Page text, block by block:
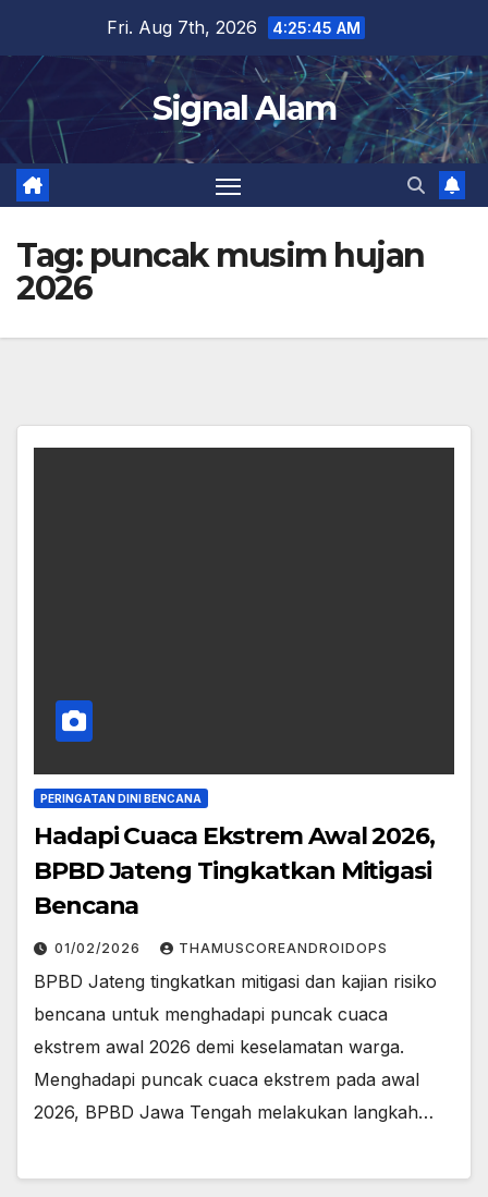
content
Fri. Aug 7th, 2026 4:25:45 AM
Signal Alam
Tag: puncak musim hujan
2026
PERINGATAN DINI BENCANA
Hadapi Cuaca Ekstrem Awal 2026,
BPBD Jateng Tingkatkan Mitigasi
Bencana
01/02/2026 THAMUSCOREANDROIDOPS
BPBD Jateng tingkatkan mitigasi dan kajian risiko
bencana untuk menghadapi puncak cuaca
ekstrem awal 2026 demi keselamatan warga.
Menghadapi puncak cuaca ekstrem pada awal
2026, BPBD Jawa Tengah melakukan langkah…